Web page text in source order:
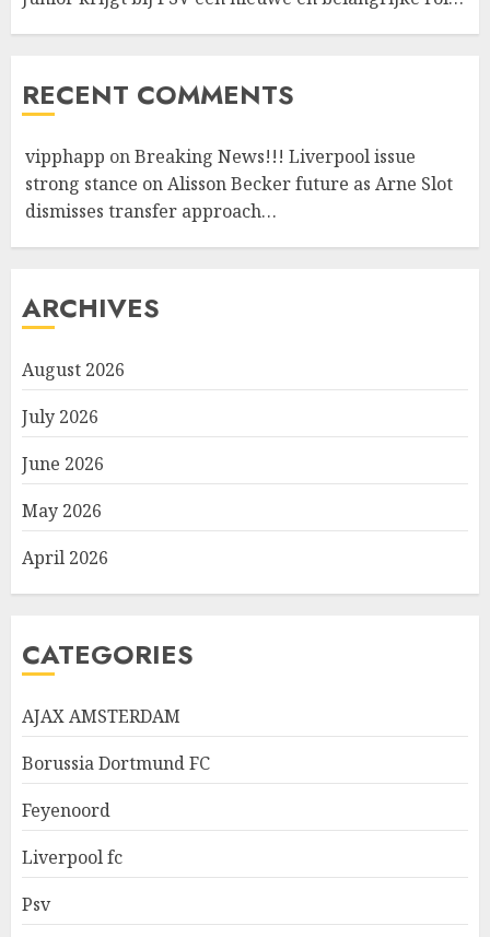
RECENT COMMENTS
vipphapp onBreaking News!!! Liverpool issue
strong stance on Alisson Becker future as Arne Slot
dismisses transfer approach…
ARCHIVES
August 2026
July 2026
June 2026
May 2026
April 2026
CATEGORIES
AJAX AMSTERDAM
Borussia Dortmund FC
Feyenoord
Liverpool fc
Psv